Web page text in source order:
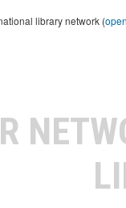
library network (